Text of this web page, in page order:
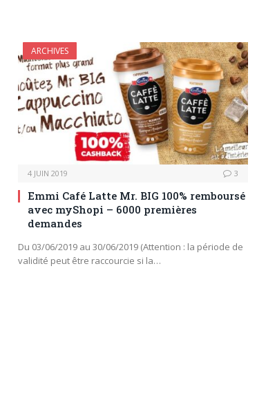
ARCHIVES
4 JUIN 2019 3
Emmi Café Latte Mr. BIG 100% remboursé
avec myShopi – 6000 premières
demandes
Du 03/06/2019 au 30/06/2019 (Attention : la période de
validité peut être raccourcie si la…